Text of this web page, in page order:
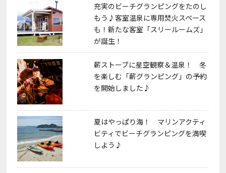
充実のビーチグランピングをたのし
もう♪客室温泉に専用焚火スペース
も！新たな客室「スリールームズ」
が誕生！
薪ストーブに星空観察＆温泉！ 冬
を楽しむ「薪グランピング」の予約
を開始しました♪
夏はやっぱり海！ マリンアクティ
ビティでビーチグランピングを満喫
しよう♪